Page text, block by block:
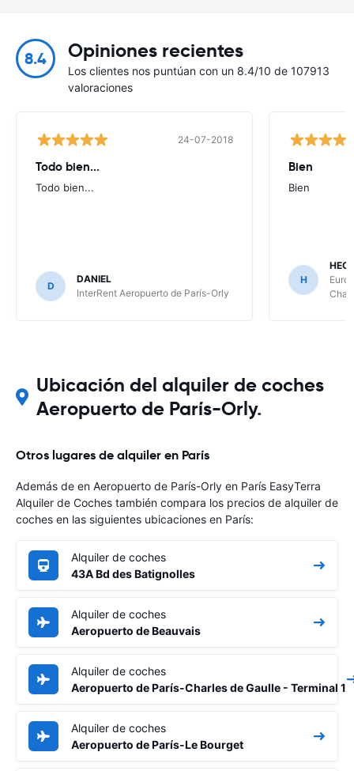
8.4 Opiniones recientes
Los clientes nos puntúan con un 8.4/10 de 107913
valoraciones
24-07-2018
Todo bien...
Todo bien...
D
DANIEL
InterRent Aeropuerto de París-Orly
Bien
Bien
H
Ubicación del alquiler de coches
Aeropuerto de París-Orly.
Otros lugares de alquiler en París
Además de en Aeropuerto de París-Orly en París EasyTerra
Alquiler de Coches también compara los precios de alquiler de
coches en las siguientes ubicaciones en París:
Alquiler de coches
43A Bd des Batignolles
Alquiler de coches
Aeropuerto de Beauvais
Alquiler de coches
Aeropuerto de París-Charles de Gaulle - Terminal 1
Alquiler de coches
Aeropuerto de París-Le Bourget